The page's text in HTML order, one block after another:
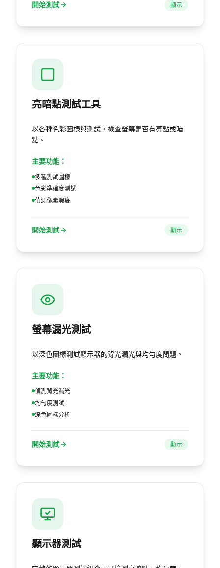
開始測試 顯示
亮暗點測試工具
以各種色彩圖樣與測試，檢查螢幕是否有亮點或暗
點。
主要功能：
多種測試圖樣
色彩準確度測試
偵測像素瑕疵
開始測試 顯示
螢幕漏光測試
以深色圖樣測試顯示器的背光漏光與均勻度問題。
主要功能：
偵測背光漏光
均勻度測試
深色圖樣分析
開始測試 顯示
顯示器測試